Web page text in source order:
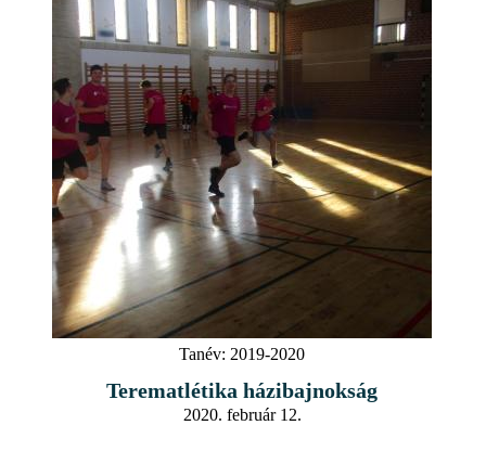
Tanév: 2019-2020
Terematlétika házibajnokság
2020. február 12.